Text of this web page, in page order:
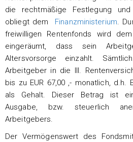
die rechtmäßige Festlegung
obliegt dem Finanzministerium.
freiwilligen Rentenfonds wird
eingeräumt, dass sein
Altersvorsorge einzahlt.
Arbeitgeber in die III.
bis zu EUR 67,00 ,- monatlich, d.h.
als Gehalt. Dieser Betrag ist
Ausgabe, bzw. steuerlich
Arbeitgebers.
Der Vermögenswert des